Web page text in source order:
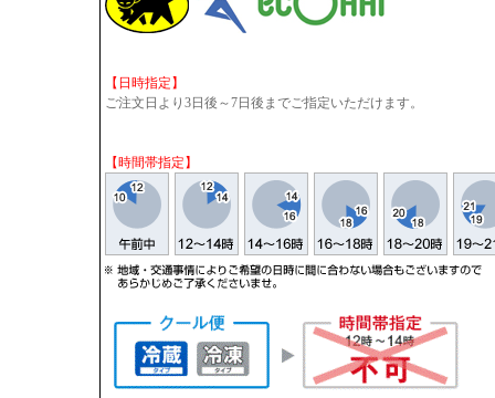
【日時指定】
ご注文日より3日後～7日後までご指定いただけます。
【時間帯指定】